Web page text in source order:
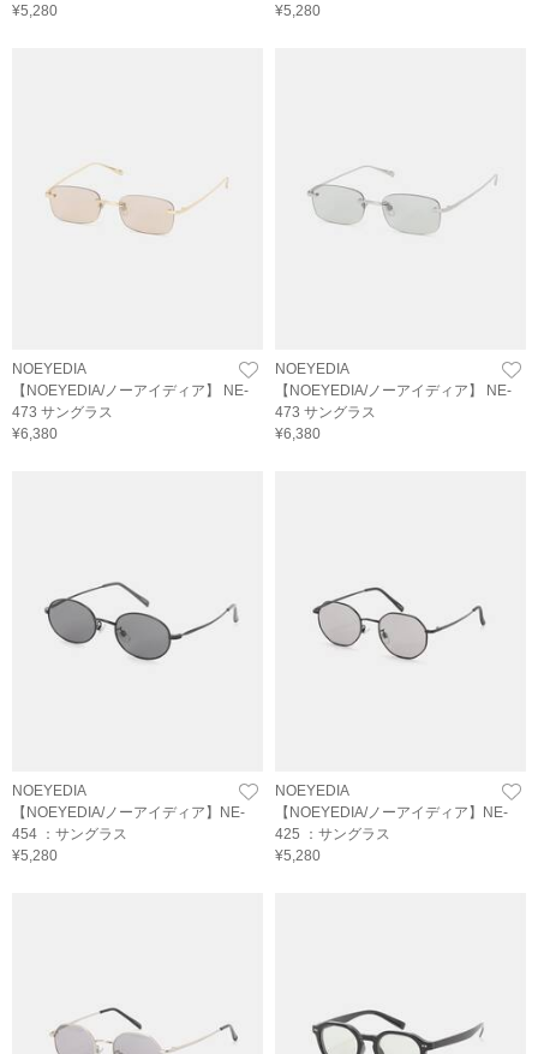
¥5,280
¥5,280
NOEYEDIA
【NOEYEDIA/ノーアイディア】 NE-
473 サングラス
¥6,380
NOEYEDIA
【NOEYEDIA/ノーアイディア】 NE-
473 サングラス
¥6,380
NOEYEDIA
【NOEYEDIA/ノーアイディア】NE-
454 ：サングラス
¥5,280
NOEYEDIA
【NOEYEDIA/ノーアイディア】NE-
425 ：サングラス
¥5,280